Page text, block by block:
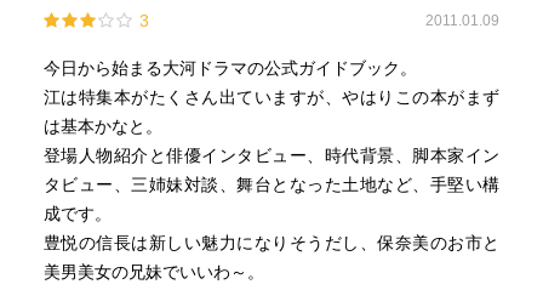
3 2011.01.09
今日から始まる大河ドラマの公式ガイドブック。
江は特集本がたくさん出ていますが、やはりこの本がまず
は基本かなと。
登場人物紹介と俳優インタビュー、時代背景、脚本家イン
タビュー、三姉妹対談、舞台となった土地など、手堅い構
成です。
豊悦の信長は新しい魅力になりそうだし、保奈美のお市と
美男美女の兄妹でいいわ～。